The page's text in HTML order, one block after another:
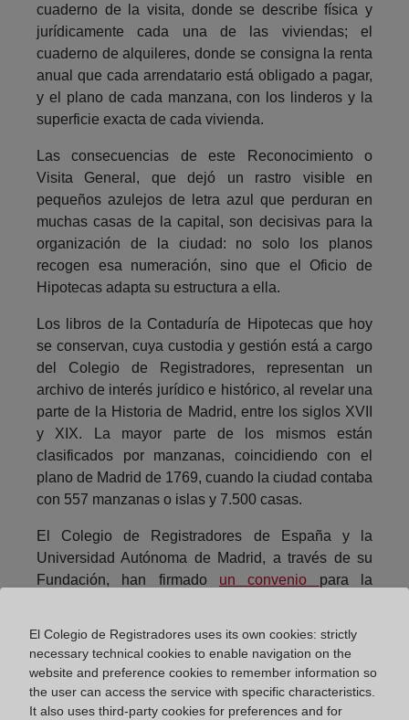
cuaderno de la visita, donde se describe física y
jurídicamente cada una de las viviendas; el
cuaderno de alquileres, donde se consigna la renta
anual que cada arrendatario está obligado a pagar,
y el plano de cada manzana, con los linderos y la
superficie exacta de cada vivienda.
Las consecuencias de este Reconocimiento o
Visita General, que dejó un rastro visible en
pequeños azulejos de letra azul que perduran en
muchas casas de la capital, son decisivas para la
organización de la ciudad: no solo los planos
recogen esa numeración, sino que el Oficio de
Hipotecas adapta su estructura a ella.
Los libros de la Contaduría de Hipotecas que hoy
se conservan, cuya custodia y gestión está a cargo
del Colegio de Registradores, representan un
archivo de interés jurídico e histórico, al revelar una
parte de la Historia de Madrid, entre los siglos XVII
y XIX. La mayor parte de los mismos están
clasificados por manzanas, coincidiendo con el
plano de Madrid de 1769, cuando la ciudad contaba
con 557 manzanas o islas y 7.500 casas.
El Colegio de Registradores de España y la
Universidad Autónoma de Madrid, a través de su
Fundación, han firmado un convenio para la
fondos documentales.
Esta iniciativa, cuyo objetivo final consiste en poner
a disposición de la comunidad científica y de la
El Colegio de Registradores uses its own cookies: strictly
necessary technical cookies to enable navigation on the
website and preference cookies to remember information so
the user can access the service with specific characteristics.
It also uses third-party cookies for preferences and for